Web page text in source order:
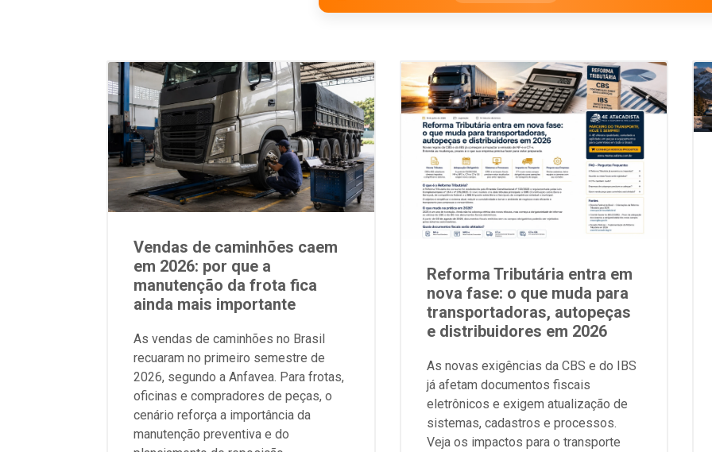
Vendas de caminhões caem
em 2026: por que a
manutenção da frota fica
ainda mais importante
As vendas de caminhões no Brasil
recuaram no primeiro semestre de
2026, segundo a Anfavea. Para frotas,
oficinas e compradores de peças, o
cenário reforça a importância da
manutenção preventiva e do
Reforma Tributária entra em
nova fase: o que muda para
transportadoras, autopeças
e distribuidores em 2026
As novas exigências da CBS e do IBS
já afetam documentos fiscais
eletrônicos e exigem atualização de
sistemas, cadastros e processos.
Veja os impactos para o transporte